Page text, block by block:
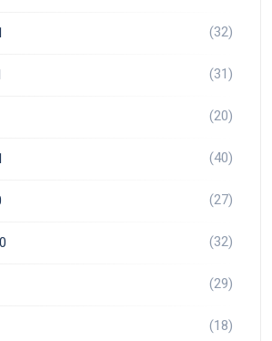
(32)
(31)
(20)
(40)
(27)
(32)
(29)
(18)